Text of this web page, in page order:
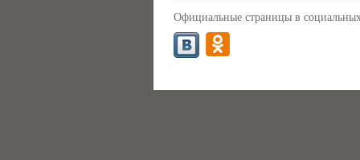
Официальные страницы в социальных